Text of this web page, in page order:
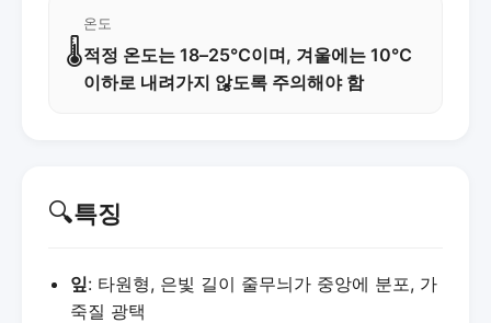
🌡️
온도
적정 온도는 18–25℃이며, 겨울에는 10℃
이하로 내려가지 않도록 주의해야 함
🔍특징
잎: 타원형, 은빛 길이 줄무늬가 중앙에 분포, 가
죽질 광택